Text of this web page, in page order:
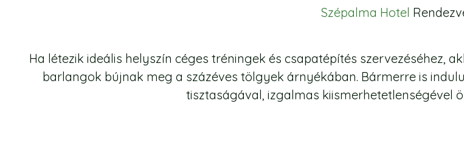
Szépalma Hotel
Ha létezik ideális helyszín céges tréningek és csapatépítés szervezéséhez,
barlangok bújnak meg a százéves tölgyek árnyékában. Bármerre is
tisztaságával, izgalmas kiismerhetetlenségével